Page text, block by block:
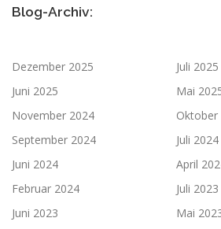
Blog-Archiv:
Dezember 2025
Juli 2025
Juni 2025
Mai
November 2024
Oktober
September 2024
Juli 2024
Juni 2024
April
Februar 2024
Juli 2023
Juni 2023
Mai